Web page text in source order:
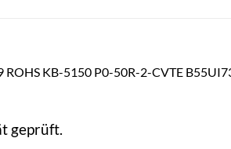
ROHS KB-5150 P0-50R-2-CVTE
geprüft.